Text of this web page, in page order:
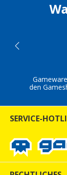
den
SERVICE-